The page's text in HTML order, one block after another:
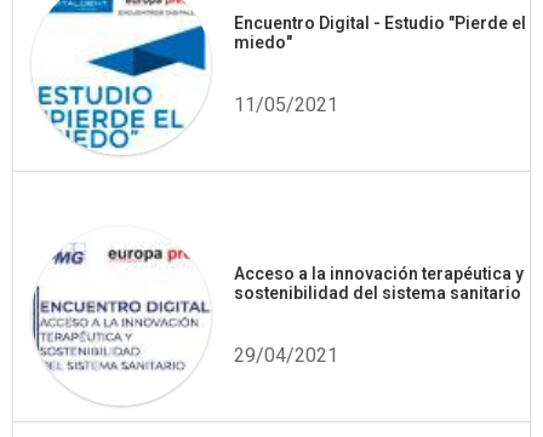
Encuentro Digital - Estudio "Pierde el
miedo"
11/05/2021
Acceso a la innovación terapéutica y
sostenibilidad del sistema sanitario
29/04/2021